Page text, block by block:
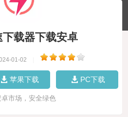
下载器下载安卓
01-02
苹果下载 PC下载
卓市场，安全绿色